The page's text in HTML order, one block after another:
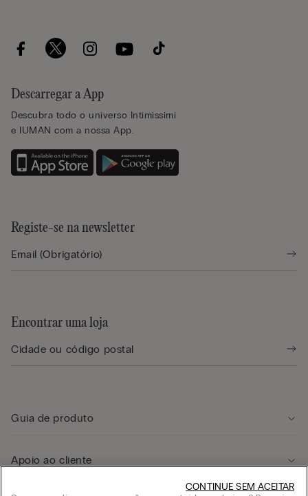
Descarregar a App
Descubra todo o universo Intimissimi
e IUMAN com a nossa App.
Registe-se na newsletter
Encontrar uma loja
Guia de produto
Apoio ao cliente
CONTINUE SEM ACEITAR